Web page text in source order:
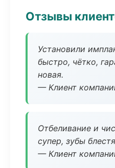
Отзывы
Установили
быстро, чётко,
новая.
— Клиент
Отбеливание и
супер, зубы
— Клиент